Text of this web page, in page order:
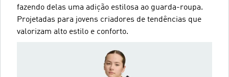
fazendo delas uma adição estilosa ao guarda-roupa.
Projetadas para jovens criadores de tendências que
valorizam alto estilo e conforto.